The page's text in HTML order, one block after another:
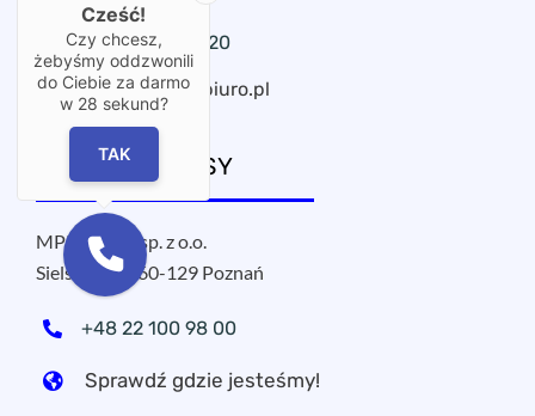
+48 22 295 11 20
oxpublica@mbiuro.pl
NASZE ADRESY
MPROJECT sp. z o.o.
Sielska 17A, 60-129 Poznań
+48 22 100 98 00
Sprawdź gdzie jesteśmy!
Cześć!
Czy chcesz,
żebyśmy oddzwonili
do Ciebie za darmo
w 28 sekund?
TAK